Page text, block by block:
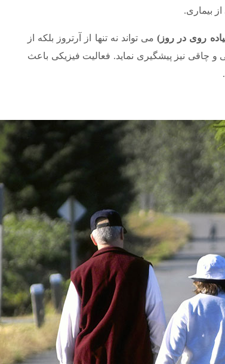
بیماری.
روی در روز) می تواند نه تنها از آرتروز بلکه از
و چاقی نیز پیشگیری نماید. فعالیت فیزیکی باعث